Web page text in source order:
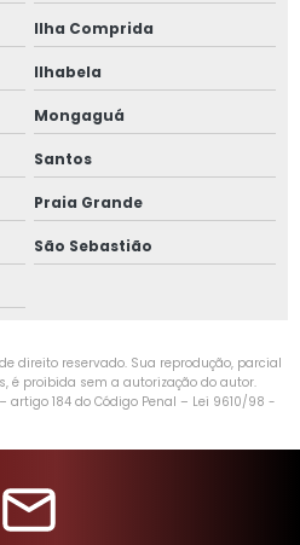
Ilha Comprida
Ilhabela
Mongaguá
Santos
Praia Grande
São Sebastião
direito reservado. Sua reprodução, parcial
é proibida sem a autorização do autor.
184 do Código Penal – Lei 9610/98 -